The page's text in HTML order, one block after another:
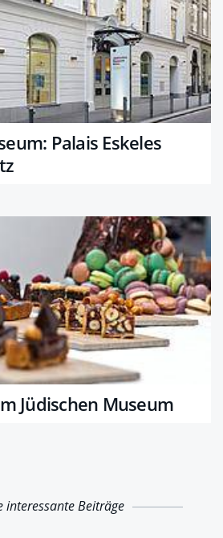
Palais Eskeles
Jüdischen Museum
interessante Beiträge